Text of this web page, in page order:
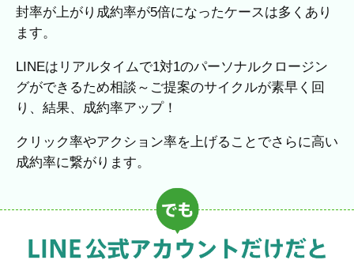
封率が上がり成約率が5倍になったケースは多くあり
ます。
LINEはリアルタイムで1対1のパーソナルクロージン
グができるため相談～ご提案のサイクルが素早く回
り、結果、成約率アップ！
クリック率やアクション率を上げることでさらに高い
成約率に繋がります。